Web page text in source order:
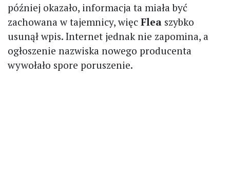
później okazało, informacja ta miała być
zachowana w tajemnicy, więc Flea szybko
usunął wpis. Internet jednak nie zapomina, a
ogłoszenie nazwiska nowego producenta
wywołało spore poruszenie.